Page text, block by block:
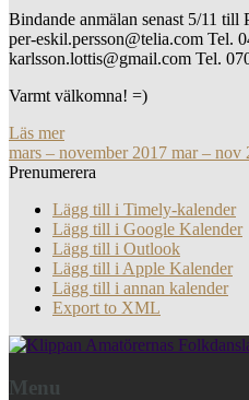
Bindande anmälan senast 5/11
per-eskil.persson@telia.com Tel.
karlsson.lottis@gmail.com Tel.
Varmt välkomna! =)
Läs mer
mars – november 2017 mar – nov
Prenumerera
Lägg till i Timely-kalender
Lägg till i Google Kalender
Lägg till i Outlook
Lägg till i Apple Kalender
Lägg till i annan kalender
Export to XML
Menu